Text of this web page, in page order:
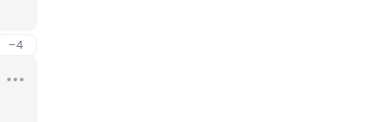
–4